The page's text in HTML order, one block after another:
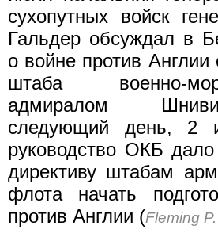
сухопутных войск
Гальдер обсуждал в
о войне против Англии
штаба военно-
адмиралом
следующий день, 2
руководство ОКБ
директиву штабам
флота начать
против Англии (Fleming